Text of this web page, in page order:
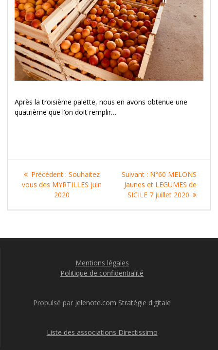
Après la troisième palette, nous en avons obtenue une
quatrième que l’on doit remplir…
Navigation
de
l’article
Précédent : Article
précédent
:
Souhaitez
vous des MYRTILLES juin
2020
Suivant : Article
suivant
:
N°60 MELONS
Jaunes et LEGUMES de
SICILE 7 juillet 2020
Mentions légales
Politique de confidentialité
Propulsé par jelenote.com Stratégie digitale
Liste des associations Directissimo